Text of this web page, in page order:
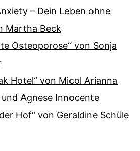
– Dein Leben ohne
Martha Beck
Osteoporose“ von Sonja
Hotel“ von Micol Arianna
Agnese Innocente
Hof“ von Geraldine Schüle